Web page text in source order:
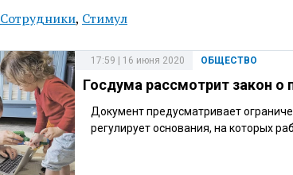
Сотрудники, Стимул
17:59 | 16 июня 2020 ОБЩЕСТВО
Госдума рассмотрит закон о
Документ предусматривает
регулирует основания, на которых